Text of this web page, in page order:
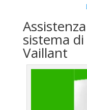
sistema
Vaillant